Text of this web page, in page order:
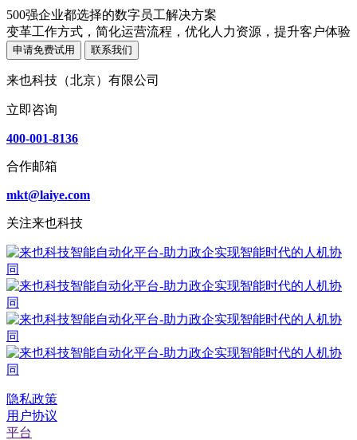
500强企业都选择的数字员工解决方案
变革工作方式，简化运营流程，优化人力资源，提升客户体验
申请免费试用 联系我们
来也科技（北京）有限公司
立即咨询
400-001-8136
合作邮箱
mkt@laiye.com
关注来也科技
隐私政策
用户协议
平台